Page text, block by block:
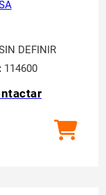
DEFINIR
114600